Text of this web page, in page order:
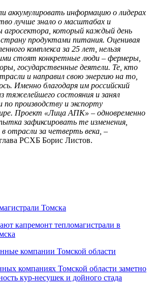
аккумулировать информацию о лидерах
лучше знало о масштабах и
агросектора, который каждый день
продуктами питания. Оценивая
комплекса за 25 лет, нельзя
стоят конкретные люди – фермеры,
государственные деятели. Те, кто
и направил свою энергию на то,
Именно благодаря им российский
тяжелейшего состояния и занял
по производству и экспорту
Проект «Лица АПК» – одновременно
зафиксировать те изменения,
отрасли за четверть века, –
РСХБ Борис Листов.
капремонт тепломагистрали в
компаниях Томской области заметно
кур-несушек и дойного стада